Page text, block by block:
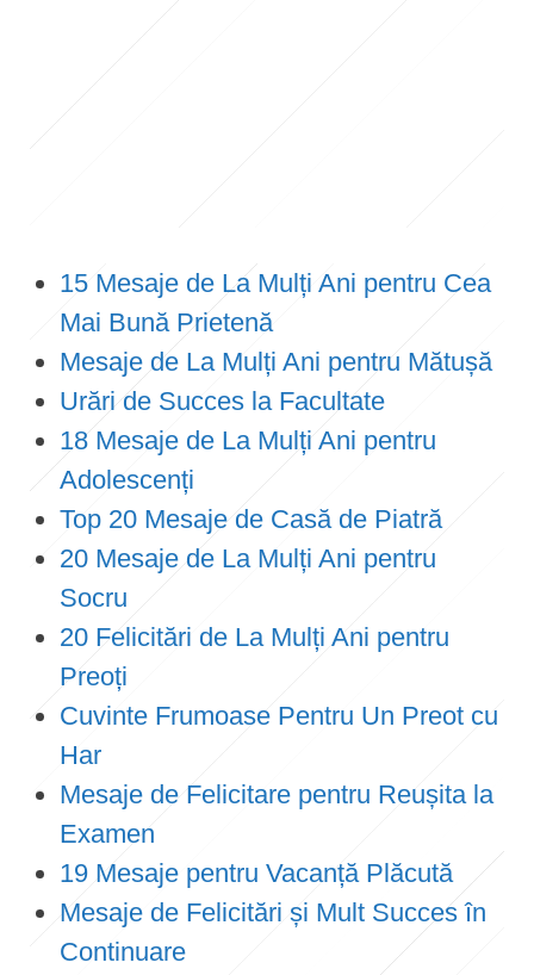
15 Mesaje de La Mulți Ani pentru Cea
Mai Bună Prietenă
Mesaje de La Mulți Ani pentru Mătușă
Urări de Succes la Facultate
18 Mesaje de La Mulți Ani pentru
Adolescenți
Top 20 Mesaje de Casă de Piatră
20 Mesaje de La Mulți Ani pentru
Socru
20 Felicitări de La Mulți Ani pentru
Preoți
Cuvinte Frumoase Pentru Un Preot cu
Har
Mesaje de Felicitare pentru Reușita la
Examen
19 Mesaje pentru Vacanță Plăcută
Mesaje de Felicitări și Mult Succes în
Continuare